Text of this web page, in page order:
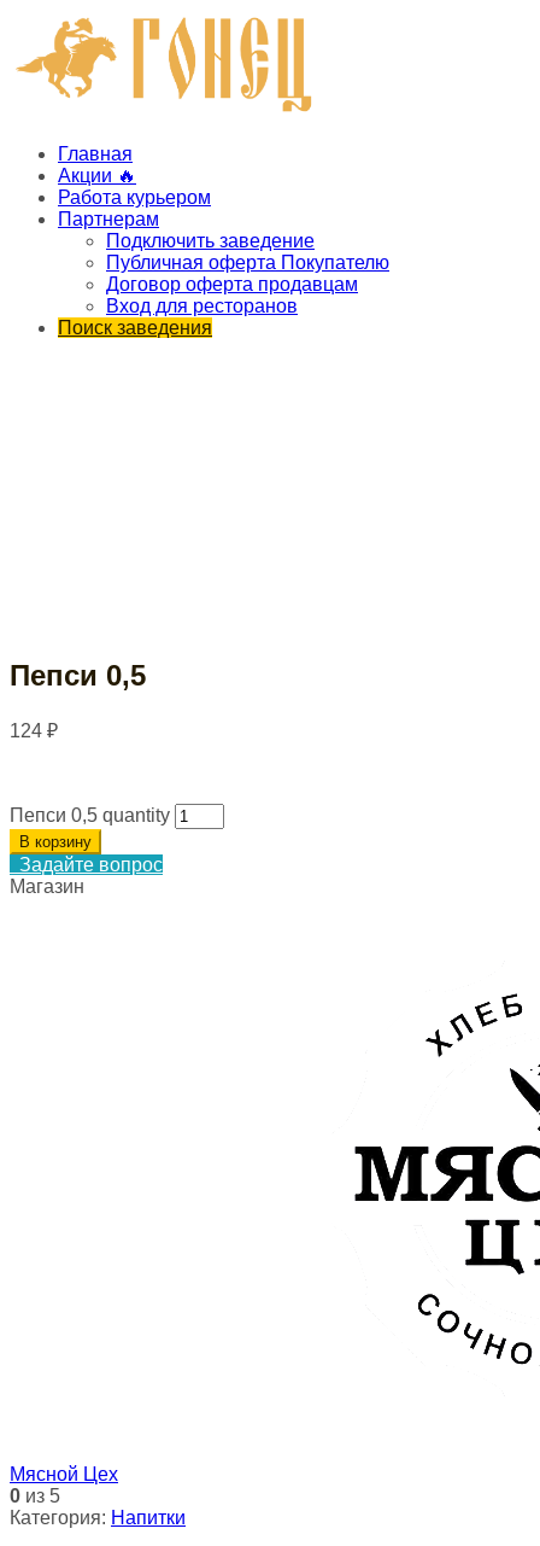
Главная
Акции 🔥
Работа курьером
Партнерам
Подключить заведение
Публичная оферта Покупателю
Договор оферта продавцам
Вход для ресторанов
Поиск заведения
Пепси 0,5
124 ₽
Пепси 0,5 quantity
В корзину
Задайте вопрос
Магазин
Мясной Цех
0 из 5
Категория: Напитки